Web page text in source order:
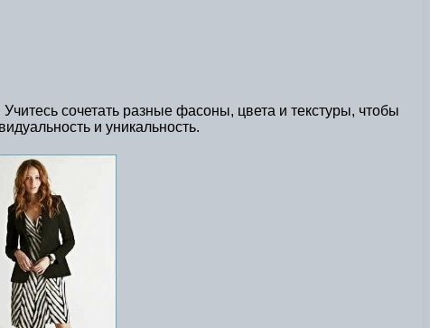
сочетать разные фасоны, цвета и текстуры, чтобы
и уникальность.